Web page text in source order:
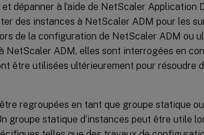
dépanner à l’aide de NetScaler Application
des instances à NetScaler ADM pour les
de la configuration de NetScaler ADM ou
NetScaler ADM, elles sont interrogées en
être utilisées ultérieurement pour résoudre
regroupées en tant que groupe statique
groupe statique d’instances peut être utile